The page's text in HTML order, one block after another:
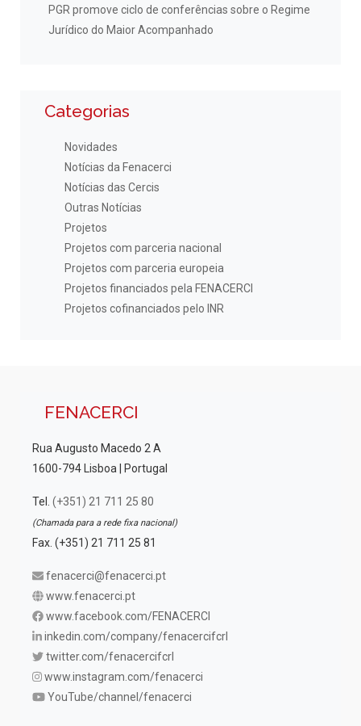
PGR promove ciclo de conferências sobre o Regime
Jurídico do Maior Acompanhado
Categorias
Novidades
Notícias da Fenacerci
Notícias das Cercis
Outras Notícias
Projetos
Projetos com parceria nacional
Projetos com parceria europeia
Projetos financiados pela FENACERCI
Projetos cofinanciados pelo INR
FENACERCI
Rua Augusto Macedo 2 A
1600-794 Lisboa | Portugal
Tel. (+351) 21 711 25 80
(Chamada para a rede fixa nacional)
Fax. (+351) 21 711 25 81
fenacerci@fenacerci.pt
www.fenacerci.pt
www.facebook.com/FENACERCI
inkedin.com/company/fenacercifcrl
twitter.com/fenacercifcrl
www.instagram.com/fenacerci
YouTube/channel/fenacerci